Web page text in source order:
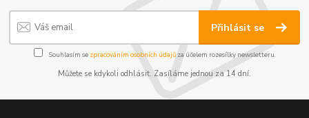
Přihlásit se
Souhlasím se zpracováním osobních údajůza účelem rozesílky newsletteru.
Můžete se kdykoli odhlásit. Zasíláme jednou za 14 dní.